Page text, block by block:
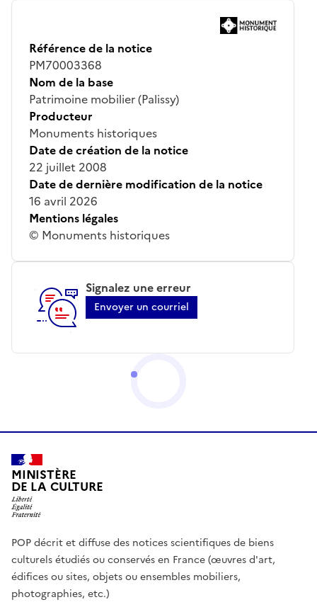
Référence de la notice
PM70003368
Nom de la base
Patrimoine mobilier (Palissy)
Producteur
Monuments historiques
Date de création de la notice
22 juillet 2008
Date de dernière modification de la notice
16 avril 2026
Mentions légales
© Monuments historiques
Signalez une erreur
Envoyer un courriel
MINISTÈRE
DE LA CULTURE
POP décrit et diffuse des notices scientifiques de biens
culturels étudiés ou conservés en France (œuvres d'art,
édifices ou sites, objets ou ensembles mobiliers,
photographies, etc.)